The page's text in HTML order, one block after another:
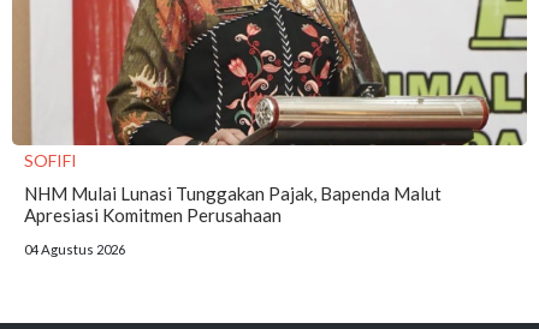
SOFIFI
NHM Mulai Lunasi Tunggakan Pajak, Bapenda Malut
Apresiasi Komitmen Perusahaan
04 Agustus 2026